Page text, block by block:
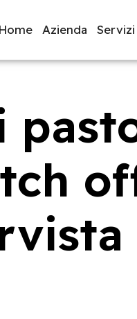
Home Azienda Servizi
ISO 27001 Sviluppo
consigliate.